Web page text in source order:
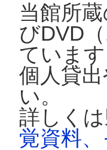
当館所
びDVD
ています
個人貸
い。
詳しく
覚資料